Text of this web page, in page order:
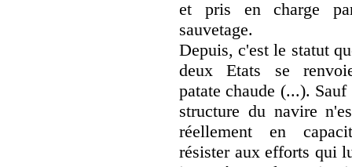
et pris en charge
sauvetage.
Depuis, c'est le statut
deux Etats se
patate chaude (...). Sauf
structure du navire
réellement en
résister aux efforts qui